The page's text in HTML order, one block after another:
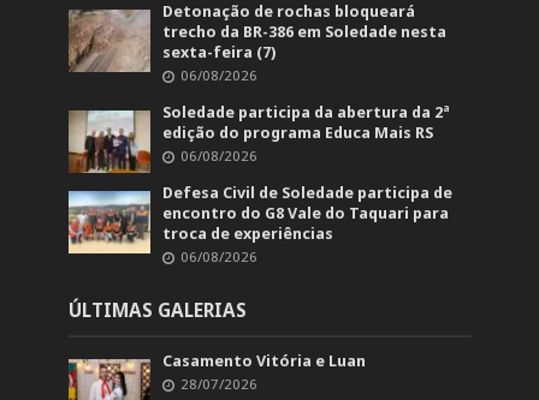
Detonação de rochas bloqueará
trecho da BR-386 em Soledade nesta
sexta-feira (7)
06/08/2026
Soledade participa da abertura da 2ª
edição do programa Educa Mais RS
06/08/2026
Defesa Civil de Soledade participa de
encontro do G8 Vale do Taquari para
troca de experiências
06/08/2026
ÚLTIMAS GALERIAS
Casamento Vitória e Luan
28/07/2026